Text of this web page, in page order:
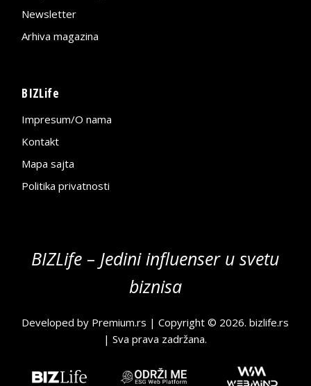
Newsletter
Arhiva magazina
BIZLife
Impresum/O nama
Kontakt
Mapa sajta
Politika privatnosti
BIZLife – Jedini influenser u svetu
biznisa
Developed by Premium.rs | Copyright © 2026.bizlife.rs
| Sva prava zadržana.